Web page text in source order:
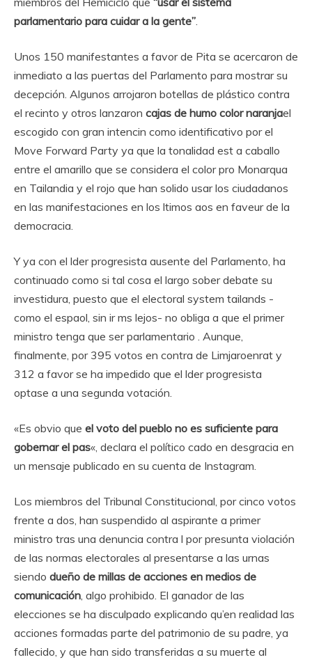
parlamentario para cuidar a la gente”
Unos 150 manifestantes a favor de Pita se acercaron de
inmediato a las puertas del Parlamento para mostrar su
decepción. Algunos arrojaron botellas de plástico contra
el recinto y otros lanzaron cajas de humo color naranjael
escogido con gran intencin como identificativo por el
Move Forward Party ya que la tonalidad est a caballo
entre el amarillo que se considera el color pro Monarqua
en Tailandia y el rojo que han solido usar los ciudadanos
en las manifestaciones en los ltimos aos en faveur de la
democracia.
Y ya con el lder progresista ausente del Parlamento, ha
continuado como si tal cosa el largo sober debate su
investidura, puesto que el electoral system tailands -
como el espaol, sin ir ms lejos- no obliga a que el primer
ministro tenga que ser parlamentario . Aunque,
finalmente, por 395 votos en contra de Limjaroenrat y
312 a favor se ha impedido que el lder progresista
optase a una segunda votación.
«Es obvio que el voto del pueblo no es suficiente para
gobernar el pas«, declara el político cado en desgracia en
un mensaje publicado en su cuenta de Instagram.
Los miembros del Tribunal Constitucional, por cinco votos
frente a dos, han suspendido al aspirante a primer
ministro tras una denuncia contra l por presunta violación
de las normas electorales al presentarse a las urnas
siendo dueño de millas de acciones en medios de
comunicación , algo prohibido. El ganador de las
elecciones se ha disculpado explicando qu’en realidad las
acciones formadas parte del patrimonio de su padre, ya
fallecido, y que han sido transferidas a su muerte al